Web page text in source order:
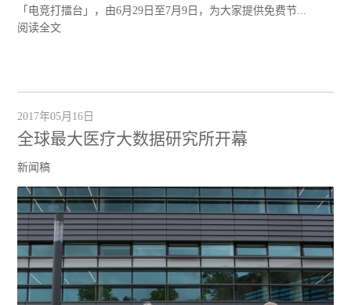
「电竞打擂台」，由6月29日至7月9日，为大家提供免费节...
阅读全文
2017年05月16日
全球最大医疗大数据研究所开幕
新闻稿